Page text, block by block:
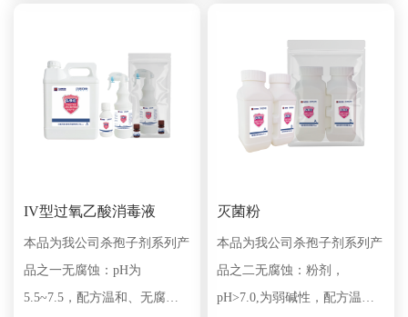
IV型过氧乙酸消毒液
本品为我公司杀孢子剂系列产
品之一无腐蚀：pH为
5.5~7.5，配方温和、无腐蚀
灭菌粉
本品为我公司杀孢子剂系列产
品之二无腐蚀：粉剂，
pH>7.0,为弱碱性，配方温